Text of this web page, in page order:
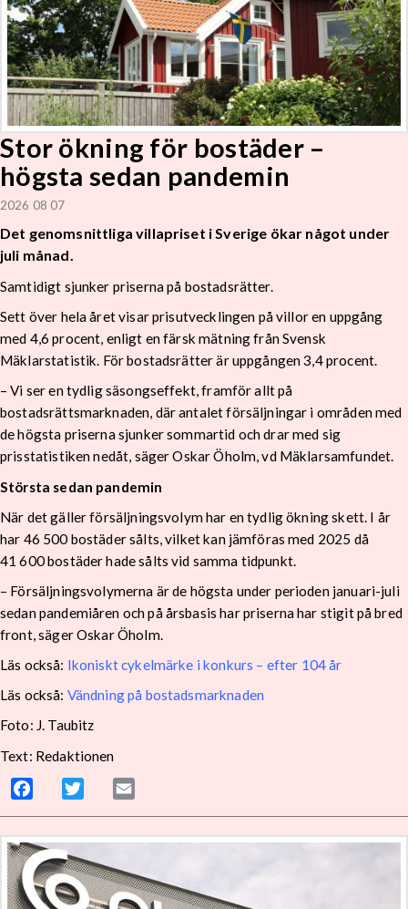
Stor ökning för bostäder –
högsta sedan pandemin
2026 08 07
Det genomsnittliga villapriset i Sverige ökar något under
juli månad.
Samtidigt sjunker priserna på bostadsrätter.
Sett över hela året visar prisutvecklingen på villor en uppgång
med 4,6 procent, enligt en färsk mätning från Svensk
Mäklarstatistik. För bostadsrätter är uppgången 3,4 procent.
– Vi ser en tydlig säsongseffekt, framför allt på
bostadsrättsmarknaden, där antalet försäljningar i områden med
de högsta priserna sjunker sommartid och drar med sig
prisstatistiken nedåt, säger Oskar Öholm, vd Mäklarsamfundet.
Största sedan pandemin
När det gäller försäljningsvolym har en tydlig ökning skett. I år
har 46 500 bostäder sålts, vilket kan jämföras med 2025 då
41 600 bostäder hade sålts vid samma tidpunkt.
– Försäljningsvolymerna är de högsta under perioden januari-juli
sedan pandemiåren och på årsbasis har priserna har stigit på bred
front, säger Oskar Öholm.
Läs också: Ikoniskt cykelmärke i konkurs – efter 104 år
Läs också: Vändning på bostadsmarknaden
Foto: J. Taubitz
Text: Redaktionen
Facebook Twitter